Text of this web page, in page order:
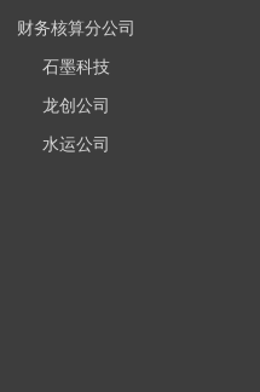
财务核算分公司
石墨科技
龙创公司
水运公司